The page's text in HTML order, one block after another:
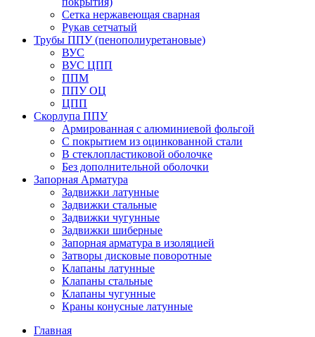
Сетка нержавеющая сварная
Рукав сетчатый
Трубы ППУ (пенополиуретановые)
ВУС
ВУС ЦПП
ППМ
ППУ ОЦ
ЦПП
Скорлупа ППУ
Армированная с алюминиевой фольгой
C покрытием из оцинкованной стали
В стеклопластиковой оболочке
Без дополнительной оболочки
Запорная Арматура
Задвижки латунные
Задвижки стальные
Задвижки чугунные
Задвижки шиберные
Запорная арматура в изоляцией
Затворы дисковые поворотные
Клапаны латунные
Клапаны стальные
Клапаны чугунные
Краны конусные латунные
Главная